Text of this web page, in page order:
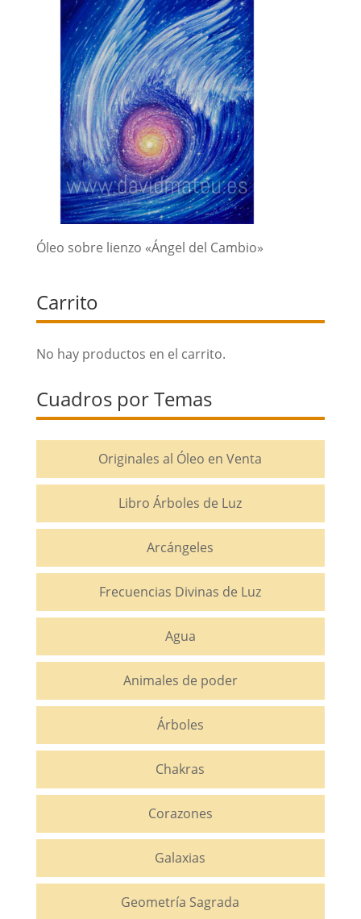
Óleo sobre lienzo «Ángel del Cambio»
Carrito
No hay productos en el carrito.
Cuadros por Temas
Originales al Óleo en Venta
Libro Árboles de Luz
Arcángeles
Frecuencias Divinas de Luz
Agua
Animales de poder
Árboles
Chakras
Corazones
Galaxias
Geometría Sagrada